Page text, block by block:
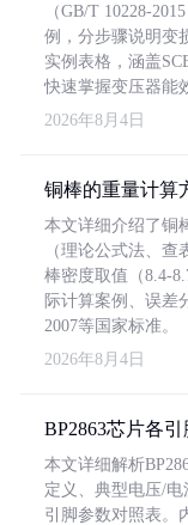
（GB/T 10228-
例，分步骤说明变
实例表格，涵盖
快速掌握变压器能
2026年8月4日
铜棒的重量计算
本文详细介绍了铜
（理论公式法、
棒密度取值（8.4-
际计算案例、误差
2007等国家标准。
2026年8月4日
BP2863芯片各
本文详细解析
定义、典型电压/
引脚参数对照表。